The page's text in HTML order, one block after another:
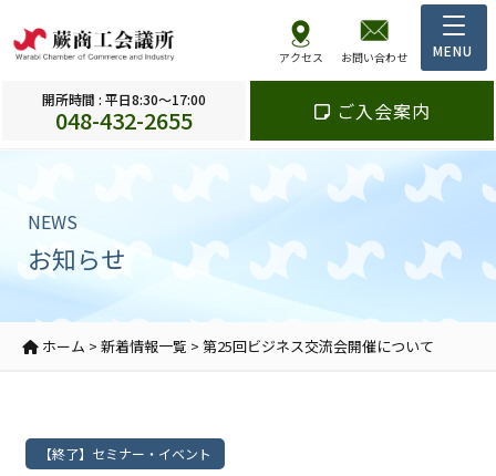
アクセス お問い合わせ
開所時間 : 平日8:30～17:00
048-432-2655 ご入会案内
NEWS
お知らせ
ホーム > 新着情報一覧 > 第25回ビジネス交流会開催について
【終了】セミナー・イベント